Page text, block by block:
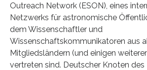
Outreach Network (ESON), eines
Netzwerks für astronomische
dem Wissenschaftler und
Wissenschaftskommunikatoren aus
Mitgliedsländern (und einigen
vertreten sind. Deutscher Knoten